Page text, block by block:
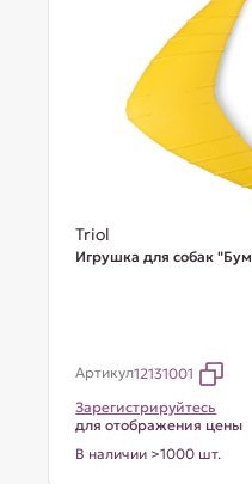
Triol
Игрушка для собак
Артикул12131001
Зарегистрируйтесь
для отображения цены
В наличии >1000 шт.